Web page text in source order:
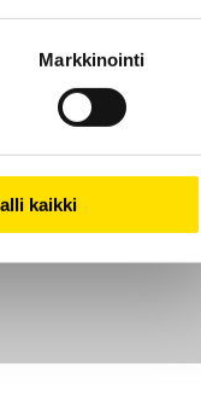
Markkinointi
kaikki
Evästeet